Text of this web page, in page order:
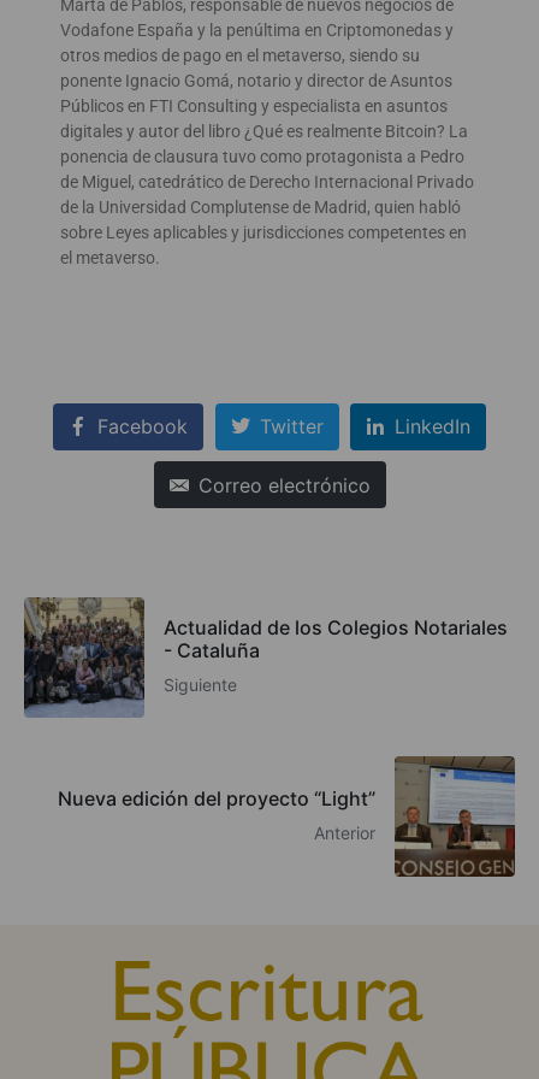
Marta de Pablos, responsable de nuevos negocios de
Vodafone España y la penúltima en Criptomonedas y
otros medios de pago en el metaverso, siendo su
ponente Ignacio Gomá, notario y director de Asuntos
Públicos en FTI Consulting y especialista en asuntos
digitales y autor del libro ¿Qué es realmente Bitcoin? La
ponencia de clausura tuvo como protagonista a Pedro
de Miguel, catedrático de Derecho Internacional Privado
de la Universidad Complutense de Madrid, quien habló
sobre Leyes aplicables y jurisdicciones competentes en
el metaverso.
Facebook Twitter LinkedIn
Correo electrónico
Actualidad de los Colegios Notariales
- Cataluña
Siguiente
Nueva edición del proyecto “Light”
Anterior